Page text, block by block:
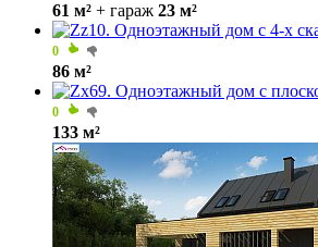
61 м² + гараж 23 м²
0
86 м²
0
133 м²